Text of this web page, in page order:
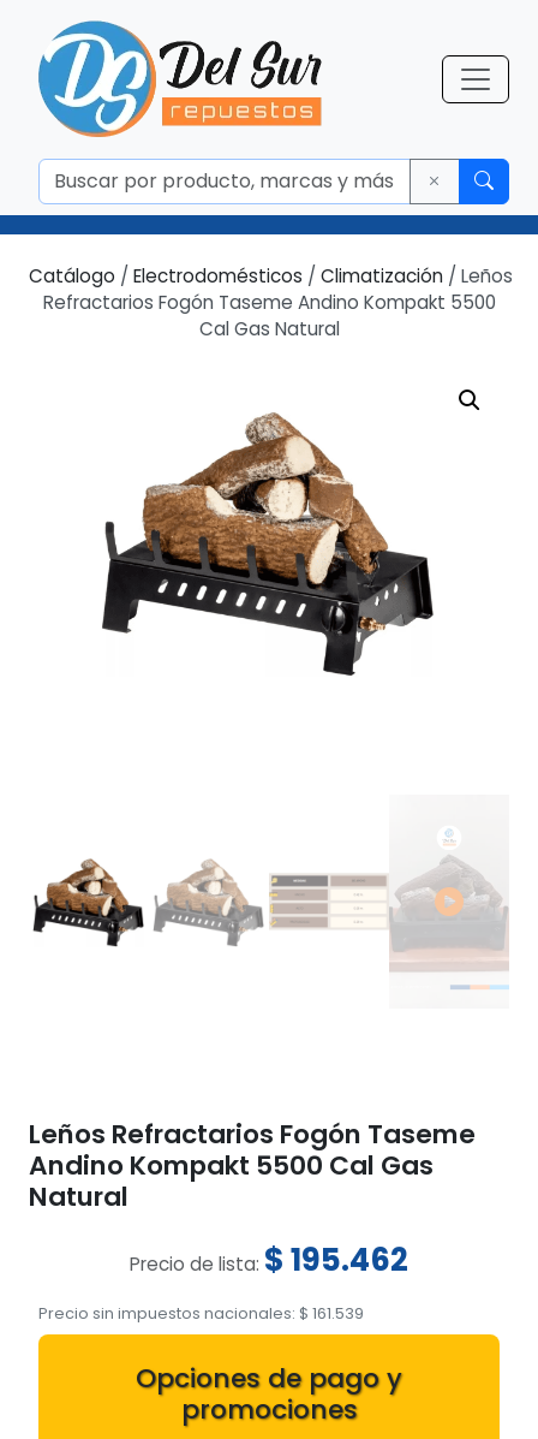
Catálogo / Electrodomésticos / Climatización / Leños
Refractarios Fogón Taseme Andino Kompakt 5500
Cal Gas Natural
Leños Refractarios Fogón Taseme
Andino Kompakt 5500 Cal Gas
Natural
Precio de lista: $195.462
Precio sin impuestos nacionales: $ 161.539
Opciones de pago y
promociones